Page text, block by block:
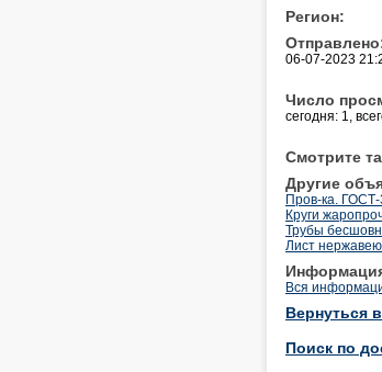
Регион:
06-07-2023
Число
сегодня: 1,
Смотрите
Другие
Пров-ка. ГОСТ-
Круги
Трубы
Лист
Вся
Вернуться
Поиск по